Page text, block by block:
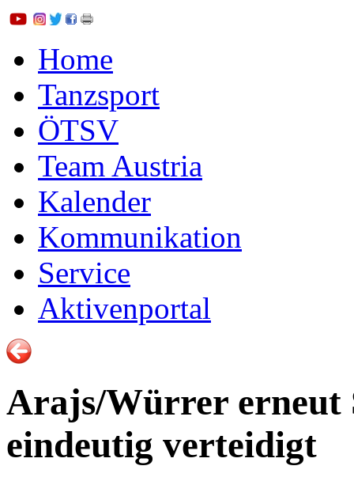
Home
Tanzsport
ÖTSV
Team Austria
Kalender
Kommunikation
Service
Aktivenportal
Arajs/Würrer erneut
eindeutig verteidigt